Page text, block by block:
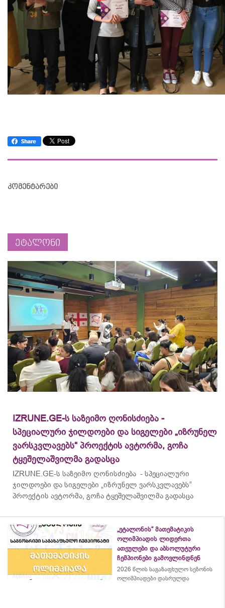
კომენტარები
ეტალონი
IZRUNE.GE-ს საზეიმო ღონისძიება -
სპეციალური ჯილდოები და სიგელები „იზრუნელ
ვარსკვლავებს“ პროექტის ავტორმა, გოჩა
ტყეშელაშვილმა გადასცა
IZRUNE.GE-ს საზეიმო ღონისძიება - სპეციალური
ჯილდოები და სიგელები „იზრუნელ ვარსკვლავებს“
პროექტის ავტორმა, გოჩა ტყეშელაშვილმა გადასცა
„ეტალონის“ მათემატიკის
ოლიმპიადის ლიდერთა
ათეულები და აბსოლუტური
ჩემპიონები გამოვლინდნენ
2026 წლის საგაზაფხულო სეზონის
ოლიმპიადები დასრულდა